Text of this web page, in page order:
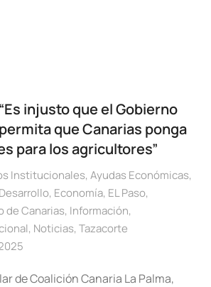
injusto que el Gobierno
que Canarias ponga
para los agricultores”
Institucionales, Ayudas Económicas,
Desarrollo, Economía, EL Paso,
de Canarias, Información,
, Noticias, Tazacorte
de Coalición Canaria La Palma,